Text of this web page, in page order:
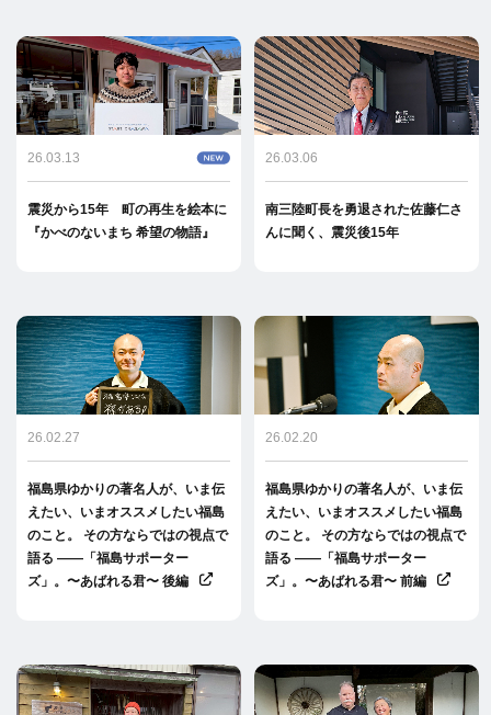
26.03.13
震災から15年 町の再生を絵本に
『かべのないまち 希望の物語』
26.03.06
南三陸町長を勇退された佐藤仁さ
んに聞く、震災後15年
26.02.27
福島県ゆかりの著名人が、いま伝
えたい、いまオススメしたい福島
のこと。 その方ならではの視点で
語る ――「福島サポーター
ズ」。〜あばれる君〜 後編
26.02.20
福島県ゆかりの著名人が、いま伝
えたい、いまオススメしたい福島
のこと。 その方ならではの視点で
語る ――「福島サポーター
ズ」。〜あばれる君〜 前編